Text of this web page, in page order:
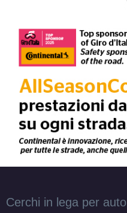
Cerchi in lega per auto